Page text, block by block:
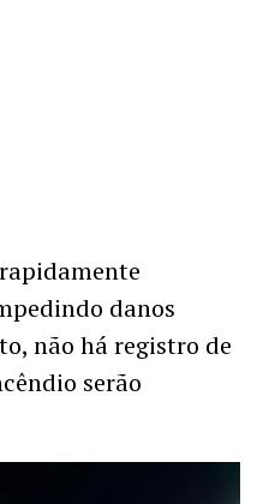
danos
não há registro de
serão